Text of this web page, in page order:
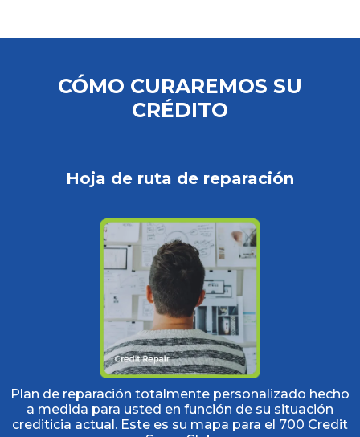
CÓMO CURAREMOS SU
CRÉDITO
Hoja de ruta de reparación
Plan de reparación totalmente personalizado hecho
a medida para usted en función de su situación
crediticia actual. Este es su mapa para el 700 Credit